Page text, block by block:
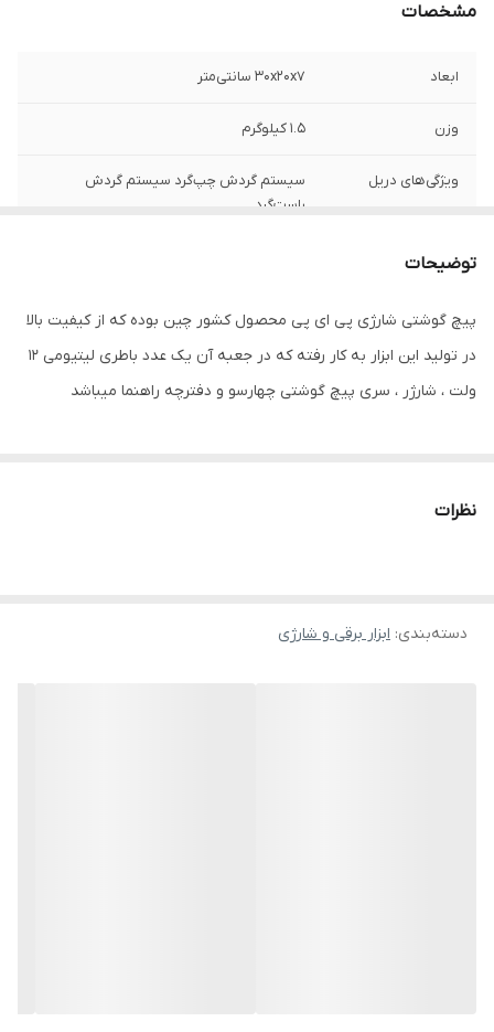
مشخصات
ابعاد ۳۰x۲۰x۷ سانتی‌متر
وزن ۱.۵ کیلوگرم
ویژگی‌های دریل
سیستم گردش چپ‌گرد سیستم گردش
راست‌گرد
منبع تغذیه
توضیحات
پیچ گوشتی شارژی پی ای پی محصول کشور چین بوده که از کیفیت بالا
در تولید این ابزار به کار رفته که در جعبه آن یک عدد باطری لیتیومی 12
ولت ، شارژر ، سری پیچ گوشتی چهارسو و دفترچه راهنما میباشد
نظرات
دسته‌بندی: ابزار برقی و شارژی